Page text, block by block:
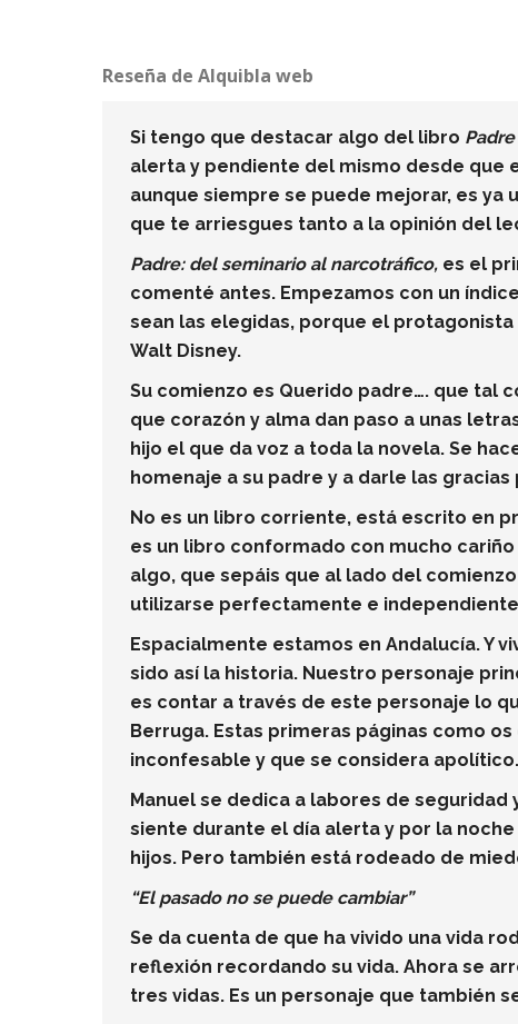
Reseña de Alquibla web
Si tengo que destacar algo del libro Padre
alerta y pendiente del mismo desde que
aunque siempre se puede mejorar, es ya
que te arriesgues tanto a la opinión del
Padre: del seminario al narcotráfico, es el
comenté antes. Empezamos con un
sean las elegidas, porque el
Walt Disney.
Su comienzo es Querido padre…. que tal
que corazón y alma dan paso a unas
hijo el que da voz a toda la novela. Se
homenaje a su padre y a darle las
No es un libro corriente, está escrito en
es un libro conformado con mucho
algo, que sepáis que al lado del
utilizarse perfectamente e
Espacialmente estamos en Andalucía. Y
sido así la historia. Nuestro personaje
es contar a través de este personaje lo
Berruga. Estas primeras páginas como
inconfesable y que se considera apolítico.
Manuel se dedica a labores de seguridad
siente durante el día alerta y por la
hijos. Pero también está rodeado de
“El pasado no se puede cambiar”
Se da cuenta de que ha vivido una vida
reflexión recordando su vida. Ahora se
tres vidas. Es un personaje que también